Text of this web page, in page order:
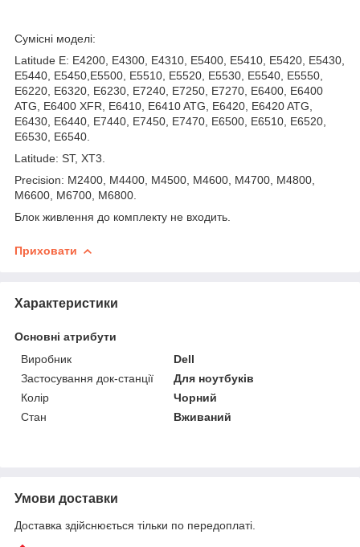
Сумісні моделі:
Latitude E: E4200, E4300, E4310, E5400, E5410, E5420, E5430,
E5440, E5450,E5500, E5510, E5520, E5530, E5540, E5550,
E6220, E6320, E6230, E7240, E7250, E7270, E6400, E6400
ATG, E6400 XFR, E6410, E6410 ATG, E6420, E6420 ATG,
E6430, E6440, E7440, E7450, E7470, E6500, E6510, E6520,
E6530, E6540.
Latitude: ST, XT3.
Precision: M2400, M4400, M4500, M4600, M4700, M4800,
M6600, M6700, M6800.
Блок живлення до комплекту не входить.
Приховати
Характеристики
Основні атрибути
Виробник
Dell
Застосування док-станції
Для ноутбуків
Колір
Чорний
Стан
Вживаний
Умови доставки
Доставка здійснюється тільки по передоплаті.